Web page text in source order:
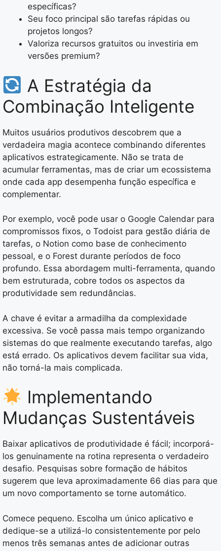
específicas?
Seu foco principal são tarefas rápidas ou
projetos longos?
Valoriza recursos gratuitos ou investiria em
versões premium?
A Estratégia da
Combinação Inteligente
Muitos usuários produtivos descobrem que a
verdadeira magia acontece combinando diferentes
aplicativos estrategicamente. Não se trata de
acumular ferramentas, mas de criar um ecossistema
onde cada app desempenha função específica e
complementar.
Por exemplo, você pode usar o Google Calendar para
compromissos fixos, o Todoist para gestão diária de
tarefas, o Notion como base de conhecimento
pessoal, e o Forest durante períodos de foco
profundo. Essa abordagem multi-ferramenta, quando
bem estruturada, cobre todos os aspectos da
produtividade sem redundâncias.
A chave é evitar a armadilha da complexidade
excessiva. Se você passa mais tempo organizando
sistemas do que realmente executando tarefas, algo
está errado. Os aplicativos devem facilitar sua vida,
não torná-la mais complicada.
Implementando
Mudanças Sustentáveis
Baixar aplicativos de produtividade é fácil; incorporá-
los genuinamente na rotina representa o verdadeiro
desafio. Pesquisas sobre formação de hábitos
sugerem que leva aproximadamente 66 dias para que
um novo comportamento se torne automático.
Comece pequeno. Escolha um único aplicativo e
dedique-se a utilizá-lo consistentemente por pelo
menos três semanas antes de adicionar outras